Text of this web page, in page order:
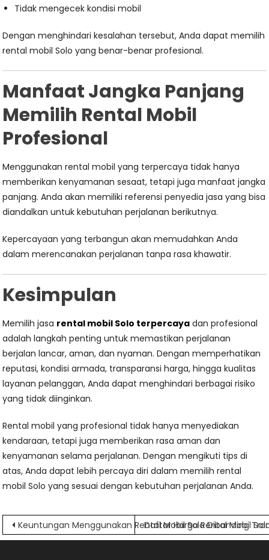
Tidak mengecek kondisi mobil
Dengan menghindari kesalahan tersebut, Anda dapat memilih
rental mobil Solo yang benar-benar profesional.
Manfaat Jangka Panjang
Memilih Rental Mobil
Profesional
Menggunakan rental mobil yang terpercaya tidak hanya
memberikan kenyamanan sesaat, tetapi juga manfaat jangka
panjang. Anda akan memiliki referensi penyedia jasa yang bisa
diandalkan untuk kebutuhan perjalanan berikutnya.
Kepercayaan yang terbangun akan memudahkan Anda
dalam merencanakan perjalanan tanpa rasa khawatir.
Kesimpulan
Memilih jasa rental mobil Solo terpercaya dan profesional
adalah langkah penting untuk memastikan perjalanan
berjalan lancar, aman, dan nyaman. Dengan memperhatikan
reputasi, kondisi armada, transparansi harga, hingga kualitas
layanan pelanggan, Anda dapat menghindari berbagai risiko
yang tidak diinginkan.
Rental mobil yang profesional tidak hanya menyediakan
kendaraan, tetapi juga memberikan rasa aman dan
kenyamanan selama perjalanan. Dengan mengikuti tips di
atas, Anda dapat lebih percaya diri dalam memilih rental
mobil Solo yang sesuai dengan kebutuhan perjalanan Anda.
Navigasi
Keuntungan Menggunakan Rental Mobil Solo Dibanding
Daftar Harga Rental Mobil